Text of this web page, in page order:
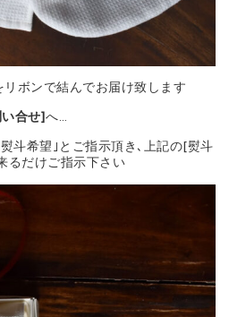
ボンで結んでお届け致します
い合せ]へ…
斗希望｣とご指示頂き､上記の[熨斗
るだけご指示下さい